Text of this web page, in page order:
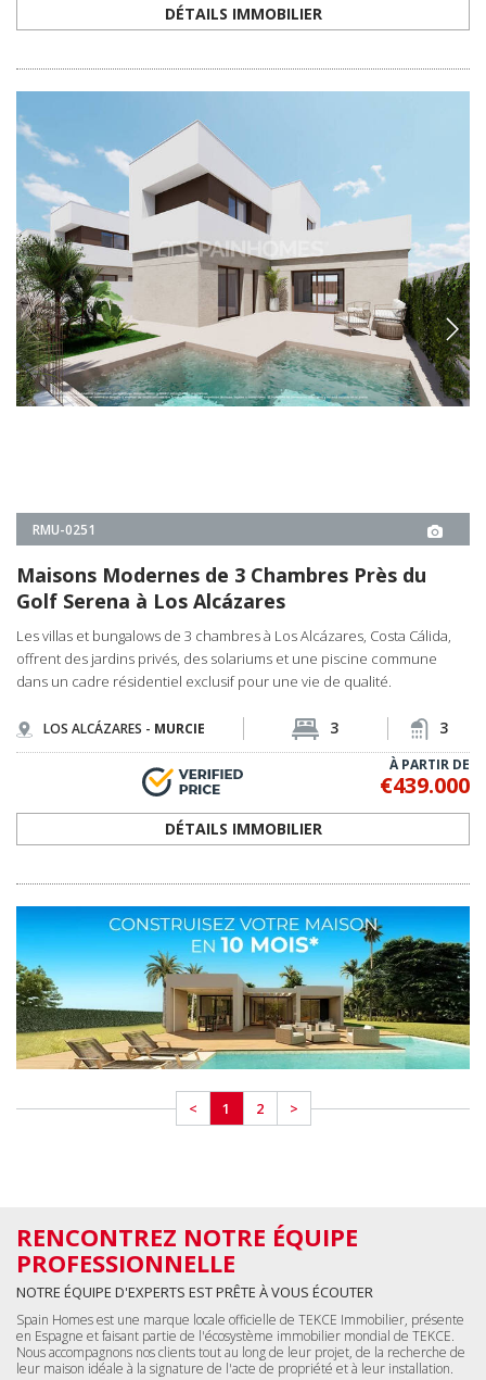
Maisons Modernes de 3 Chambres Près du
Golf Serena à Los Alcázares
Les villas et bungalows de 3 chambres à Los Alcázares, Costa Cálida,
offrent des jardins privés, des solariums et une piscine commune
dans un cadre résidentiel exclusif pour une vie de qualité.
LOS ALCÁZARES - 3 3
À PARTIR DE
€439.000
DÉTAILS IMMOBILIER
< 1 2 >
RENCONTREZ NOTRE ÉQUIPE
PROFESSIONNELLE
en Espagne et faisant partie de l'écosystème immobilier mondial de TEKCE.
Nous accompagnons nos clients tout au long de leur projet, de la recherche de
leur maison idéale à la signature de l'acte de propriété et à leur installation.
JE VEUX VOUS RENCONTRER MAINTENANT
Si vous êtes en Espagne actuellement, appelez-nous au+34 683 45 86 86
Nous pouvons venir vous chercher en seulement 30 minutes!
LISTE DE PAGES
Tous les Appartements en Espagne
Toutes les Maisons en Espagne
Tous les Immobiliers Commerciaux
Malaga, Benalmádena